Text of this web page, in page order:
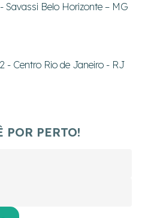
Savassi Belo Horizonte – MG
- Centro Rio de Janeiro - RJ
POR PERTO!